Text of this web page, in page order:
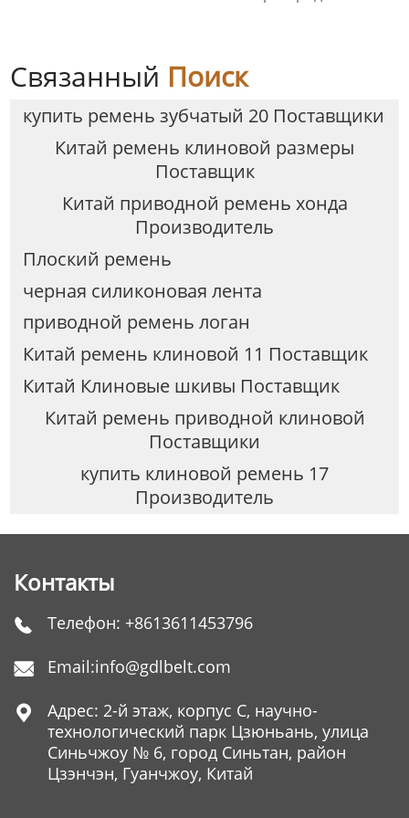
Связанный Поиск
купить ремень зубчатый 20 Поставщики
Китай ремень клиновой размеры
Поставщик
Китай приводной ремень хонда
Производитель
Плоский ремень
черная силиконовая лента
приводной ремень логан
Китай ремень клиновой 11 Поставщик
Китай Клиновые шкивы Поставщик
Китай ремень приводной клиновой
Поставщики
купить клиновой ремень 17
Производитель
Контакты
 Телефон: +8613611453796
 Email:info@gdlbelt.com

Адрес: 2-й этаж, корпус C, научно-
технологический парк Цзюньань, улица
Синьчжоу № 6, город Синьтан, район
Цзэнчэн, Гуанчжоу, Китай